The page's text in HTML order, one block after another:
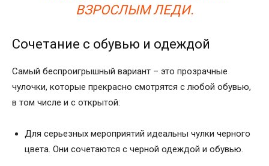
ВЗРОСЛЫМ ЛЕДИ.
Сочетание с обувью и одеждой
Самый беспроигрышный вариант – это прозрачные
чулочки, которые прекрасно смотрятся с любой обувью,
в том числе и с открытой:
Для серьезных мероприятий идеальны чулки черного
цвета. Они сочетаются с черной одеждой и обувью.